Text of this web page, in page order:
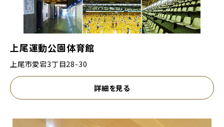
上尾運動公園体育館
上尾市愛宕3丁目28-30
詳細を見る